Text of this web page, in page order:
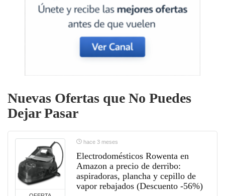
Nuevas Ofertas que No Puedes
Dejar Pasar
hace 3 meses
Electrodomésticos Rowenta en
Amazon a precio de derribo:
aspiradoras, plancha y cepillo de
vapor rebajados (Descuento -56%)